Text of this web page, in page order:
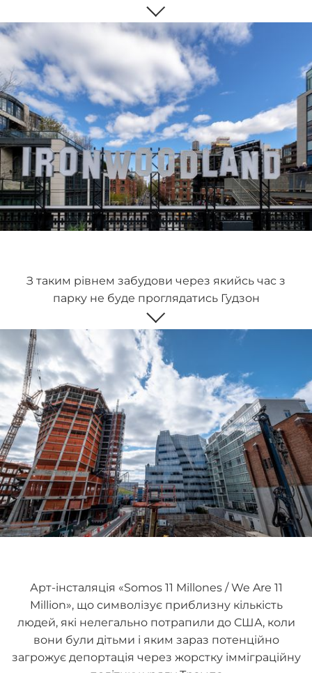
З таким рівнем забудови через якийсь час з
парку не буде проглядатись Гудзон
Арт-інсталяція «Somos 11 Millones / We Are 11
Million», що символізує приблизну кількість
людей, які нелегально потрапили до США, коли
вони були дітьми і яким зараз потенційно
загрожує депортація через жорстку імміграційну